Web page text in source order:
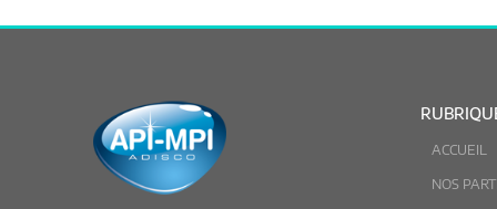
ACCUEIL
NOS